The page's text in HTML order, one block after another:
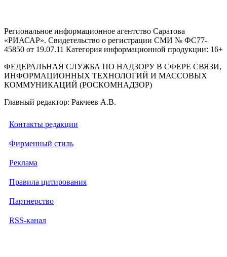
Региональное информационное агентство Саратова
«РИАСАР». Свидетельство о регистрации СМИ № ФС77-
45850 от 19.07.11 Категория информационной продукции: 16+
ФЕДЕРАЛЬНАЯ СЛУЖБА ПО НАДЗОРУ В СФЕРЕ СВЯЗИ,
ИНФОРМАЦИОННЫХ ТЕХНОЛОГИЙ И МАССОВЫХ
КОММУНИКАЦИЙ (РОСКОМНАДЗОР)
Главный редактор: Ракчеев А.В.
Контакты редакции
Фирменный стиль
Реклама
Правила цитирования
Партнерство
RSS-канал